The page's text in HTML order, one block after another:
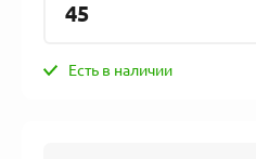
45
Есть в наличии